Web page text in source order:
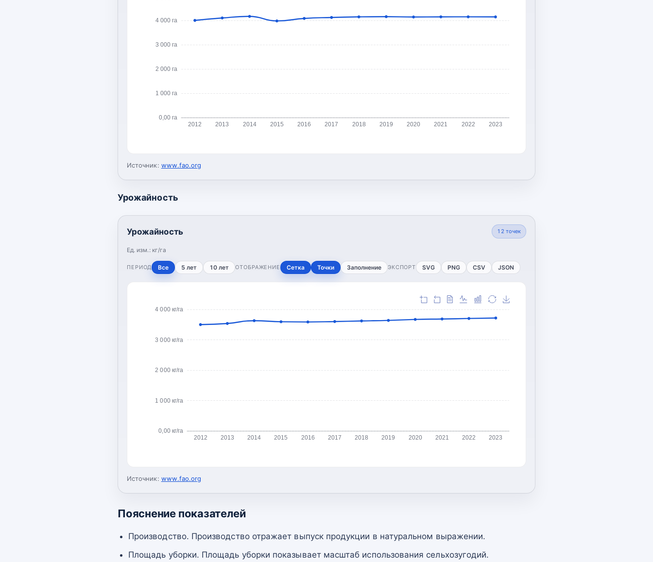
0,00 га
1 000 га
2 000 га
3 000 га
4 000 га
2012 2013 2014 2015 2016 2017 2018 2019 2020 2021 2022 2023
Источник: www.fao.org
Урожайность
Урожайность
Ед. изм.: кг/га
12 точек
ПЕРИОД Все 5 лет 10 лет ОТОБРАЖЕНИЕ Сетка Точки Заполнение ЭКСПОРТ SVG PNG CSV JSON
0,00 кг/га
1 000 кг/га
2 000 кг/га
3 000 кг/га
4 000 кг/га
2012 2013 2014 2015 2016 2017 2018 2019 2020 2021 2022 2023
Источник: www.fao.org
Пояснение показателей
Производство. Производство отражает выпуск продукции в натуральном выражении.
Площадь уборки. Площадь уборки показывает масштаб использования сельхозугодий.